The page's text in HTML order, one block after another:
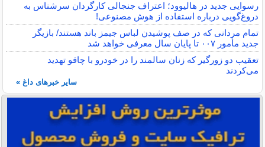
رسوایی جدید در هالیوود؛ اعتراف جنجالی کارگردان سرشناس به
دروغ‌گویی درباره استفاده از هوش مصنوعی!
تمام مردانی که در صف پوشیدن لباس جیمز باند هستند/ بازیگر
جدید مأمور ۰۰۷ تا پایان سال معرفی خواهد شد
تعقیب دو زورگیر که زنان سالمند را در خودرو با چاقو تهدید
می‌کردند
سایر خبرهای داغ »